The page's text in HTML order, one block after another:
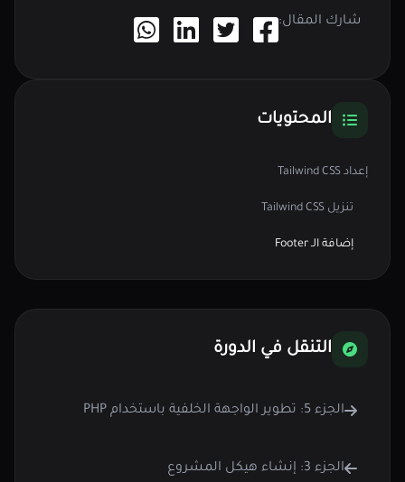
شارك المقال:
المحتويات
إعداد Tailwind CSS
تنزيل Tailwind CSS
إضافة الـ Footer
التنقل في الدورة
الجزء 5: تطوير الواجهة الخلفية باستخدام PHP
الجزء 3: إنشاء هيكل المشروع